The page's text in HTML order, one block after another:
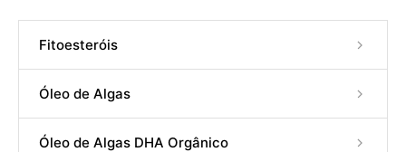
Fitoesteróis
Óleo de Algas
Óleo de Algas DHA Orgânico